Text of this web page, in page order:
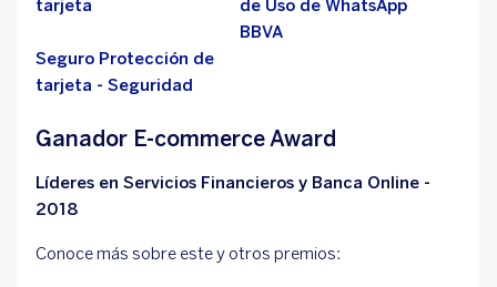
tarjeta
de Uso de WhatsApp
BBVA
Seguro Protección de
tarjeta - Seguridad
Ganador E-commerce Award
Líderes en Servicios Financieros y Banca Online -
2018
Conoce más sobre este y otros premios: